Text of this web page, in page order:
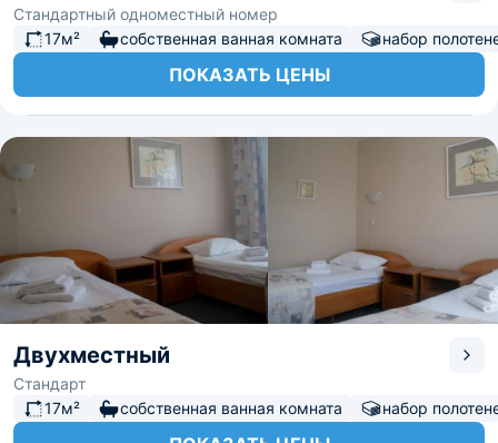
Стандартный одноместный номер
17м²
собственная ванная комната набор
ПОКАЗАТЬ ЦЕНЫ
Двухместный
Стандарт
17м²
собственная ванная комната набор